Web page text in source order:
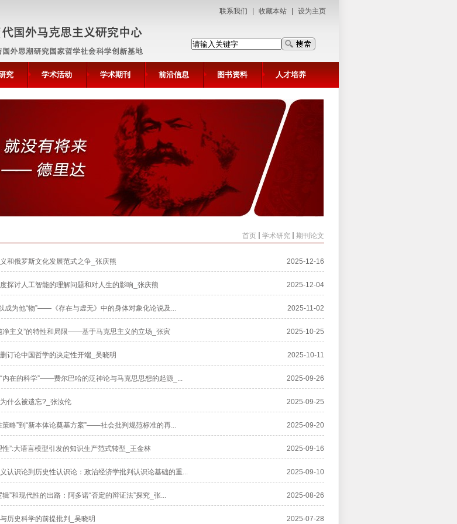
联系我们 收藏本站 设为主页
究 学术活动 学术期刊 前沿信息 图书资料 人才培养
首页 学术研究 期刊论文
和俄罗斯文化发展范式之争_张庆熊 2025-12-16
探讨人工智能的理解问题和对人生的影响_张庆熊 2025-12-04
成为他“物”——《存在与虚无》中的身体对象化论说及... 2025-11-02
净主义”的特性和局限——基于马克思主义的立场_张寅 2025-10-25
订论中国哲学的决定性开端_吴晓明 2025-10-11
内在的科学”——费尔巴哈的泛神论与马克思思想的起源_... 2025-09-26
为什么被遗忘?_张汝伦 2025-09-25
策略”到“新本体论奠基方案”——社会批判规范标准的再... 2025-09-20
性”:大语言模型引发的知识生产范式转型_王金林 2025-09-16
认识论到历史性认识论：政治经济学批判认识论基础的重... 2025-09-10
辑”和现代性的出路：阿多诺“否定的辩证法”探究_张... 2025-08-26
历史科学的前提批判_吴晓明 2025-07-28